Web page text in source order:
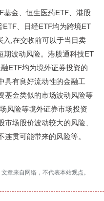
基金、恒生医药ETF、港股
、日经ETF均为跨境ET
入,在交收前可以于当日卖
期波动风险。港股通科技ET
ETF均为境外证券投资的
具有良好流动性的金融工
基金类似的市场波动风险等
风险等境外证券市场投资
场股价波动较大的风险、
贯可能带来的风险等。
章来自网络，不代表本站观点。